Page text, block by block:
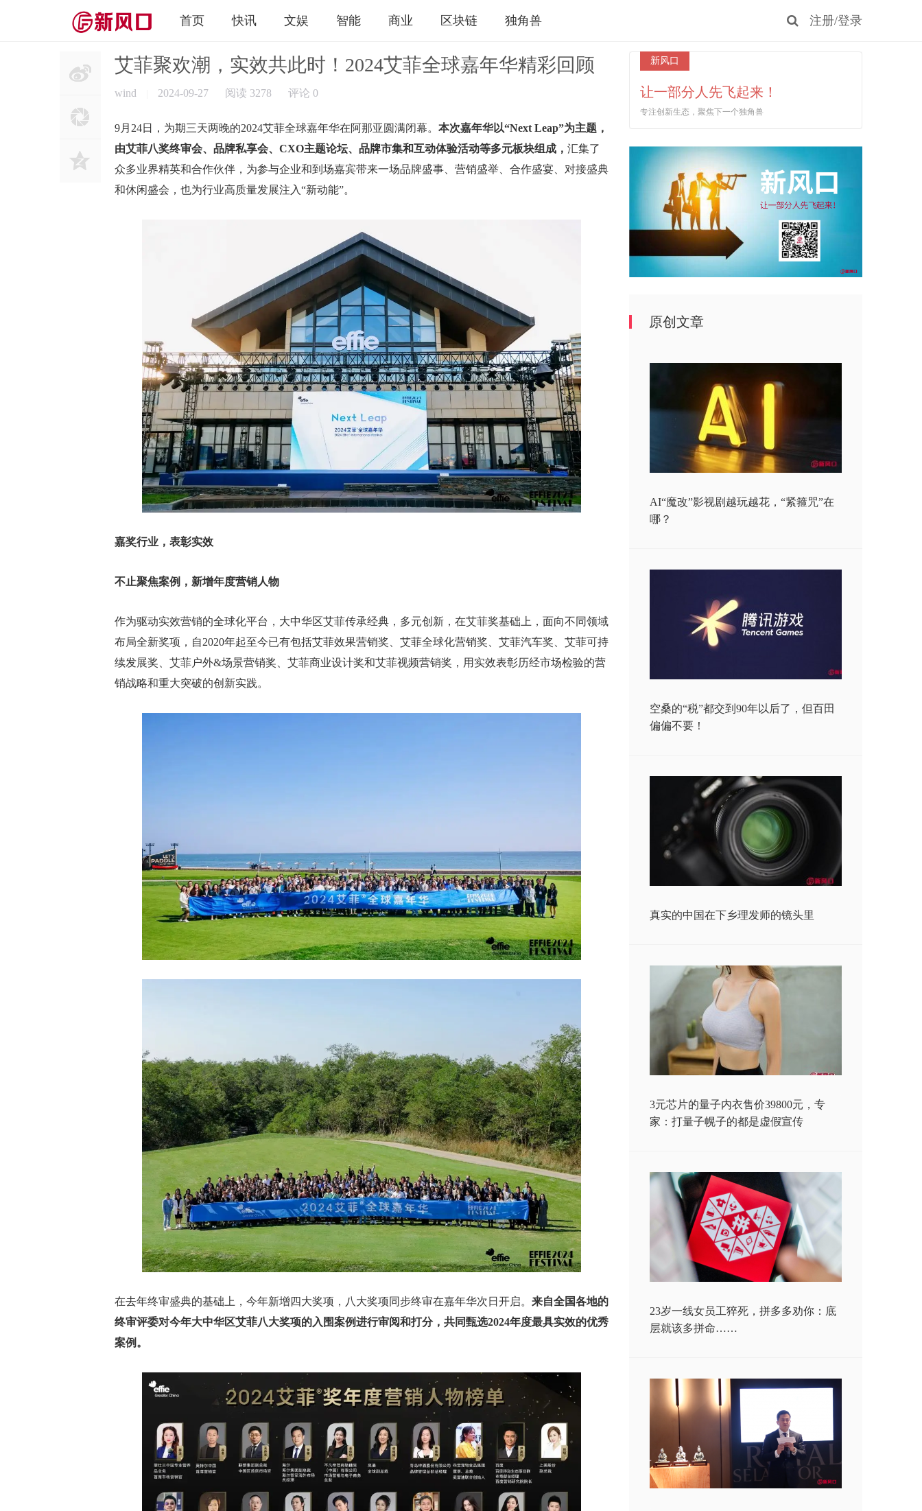
首页 快讯 文娱 智能 商业 区块链 独角兽 /登录
注册
艾菲聚欢潮，实效共此时！2024艾菲全球嘉年华精彩回顾
wind 2024-09-27 阅读 3278 评论 0
9月24日，为期三天两晚的2024艾菲全球嘉年华在阿那亚圆满闭幕。 本次嘉年华以“Next Leap”为主题，
由艾菲八奖终审会、品牌私享会、CXO主题论坛、品牌市集和互动体验活动等多元板块组成， 汇集了
众多业界精英和合作伙伴，为参与企业和到场嘉宾带来一场品牌盛事、营销盛举、合作盛宴、对接盛典
和休闲盛会，也为行业高质量发展注入“新动能”。
嘉奖行业，表彰实效
不止聚焦案例，新增年度营销人物
作为驱动实效营销的全球化平台，大中华区艾菲传承经典，多元创新，在艾菲奖基础上，面向不同领域
布局全新奖项，自2020年起至今已有包括艾菲效果营销奖、艾菲全球化营销奖、艾菲汽车奖、艾菲可持
续发展奖、艾菲户外&场景营销奖、艾菲商业设计奖和艾菲视频营销奖，用实效表彰历经市场检验的营
销战略和重大突破的创新实践。
在去年终审盛典的基础上，今年新增四大奖项，八大奖项同步终审在嘉年华次日开启。 来自全国各地的
终审评委对今年大中华区艾菲八大奖项的入围案例进行审阅和打分，共同甄选2024年度最具实效的优秀
案例。
新风口
让一部分人先飞起来！
专注创新生态，聚焦下一个独角兽
原创文章
AI“魔改”影视剧越玩越花，“紧箍咒”在
哪？
空桑的“税”都交到90年以后了，但百田
偏偏不要！
真实的中国在下乡理发师的镜头里
3元芯片的量子内衣售价39800元，专
家：打量子幌子的都是虚假宣传
23岁一线女员工猝死，拼多多劝你：底
层就该多拼命……